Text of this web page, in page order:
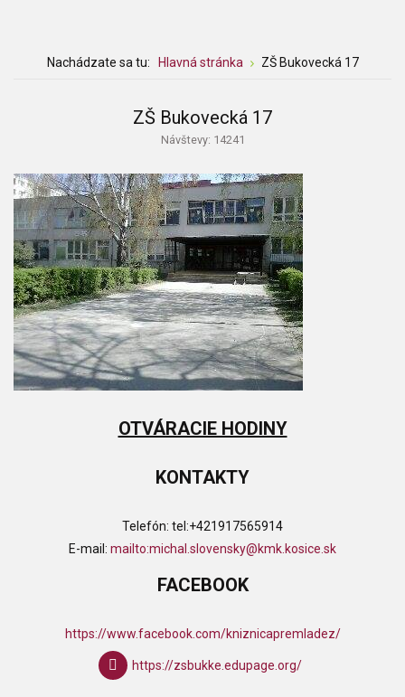
Nachádzate sa tu: Hlavná stránka ZŠ Bukovecká 17
ZŠ Bukovecká 17
Návštevy: 14241
OTVÁRACIE HODINY
KONTAKTY
Telefón: tel:+421917565914
E-mail: mailto:michal.slovensky@kmk.kosice.sk
FACEBOOK
https://www.facebook.com/kniznicapremladez/
https://zsbukke.edupage.org/